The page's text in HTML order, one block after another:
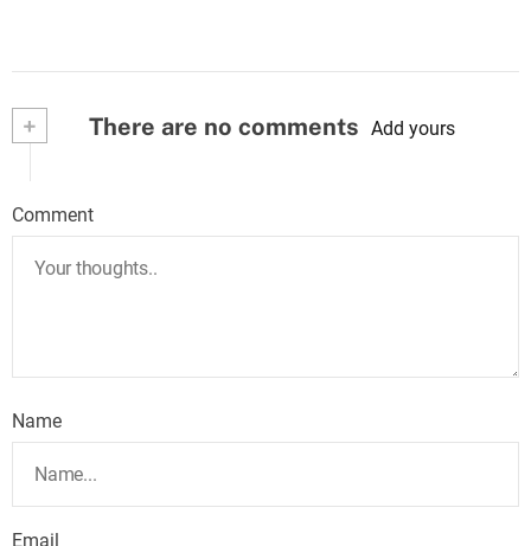
+ There are no comments Add yours
Comment
Name
Email